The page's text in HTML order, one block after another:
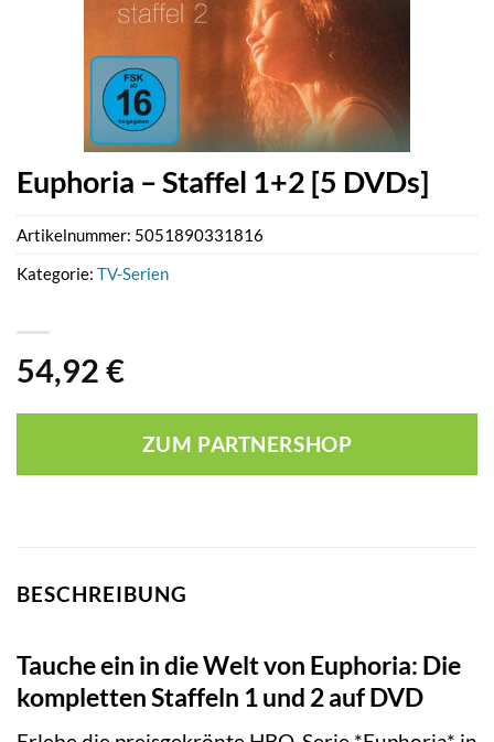
Euphoria – Staffel 1+2 [5 DVDs]
54,92 €
ZUM PARTNERSHOP
Artikelnummer: 5051890331816
Kategorie: TV-Serien
BESCHREIBUNG
Tauche ein in die Welt von Euphoria: Die
kompletten Staffeln 1 und 2 auf DVD